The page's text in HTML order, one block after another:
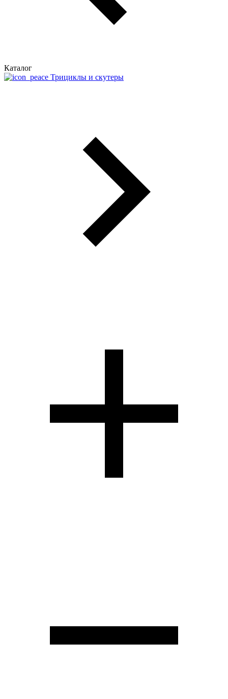
Каталог
Трициклы и скутеры